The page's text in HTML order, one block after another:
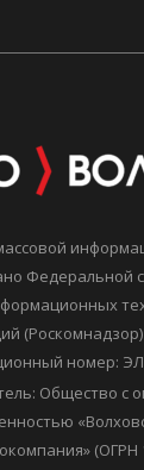
Федеральной
(Роскомнадзор)
номер:
Общество с